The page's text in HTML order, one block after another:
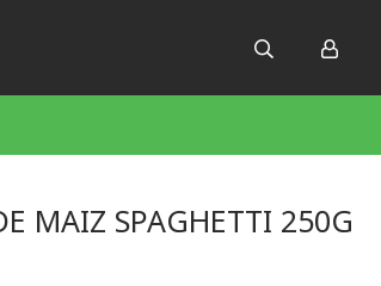
MAIZ SPAGHETTI 250G